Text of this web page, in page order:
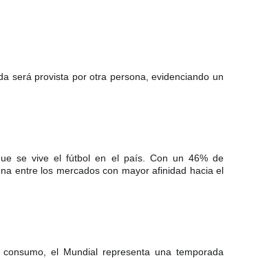
será provista por otra persona, evidenciando un
se vive el fútbol en el país. Con un 46% de
entre los mercados con mayor afinidad hacia el
el Mundial representa una temporada